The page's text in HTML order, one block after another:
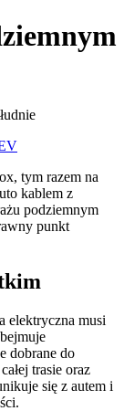
tym razem na
kablem z
podziemnym
punkt
elektryczna musi
dobrane do
trasie oraz
się z autem i